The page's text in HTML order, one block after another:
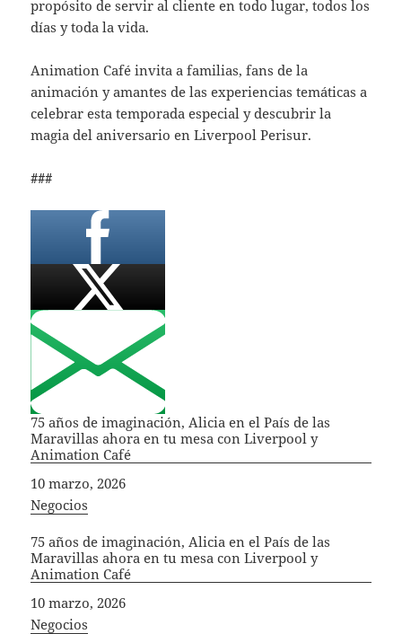
propósito de servir al cliente en todo lugar, todos los
días y toda la vida.
Animation Café invita a familias, fans de la
animación y amantes de las experiencias temáticas a
celebrar esta temporada especial y descubrir la
magia del aniversario en Liverpool Perisur.
###
75 años de imaginación, Alicia en el País de las
Maravillas ahora en tu mesa con Liverpool y
Animation Café
Fecha
10 marzo, 2026
In relation to
Negocios
75 años de imaginación, Alicia en el País de las
Maravillas ahora en tu mesa con Liverpool y
Animation Café
Fecha
10 marzo, 2026
In relation to
Negocios